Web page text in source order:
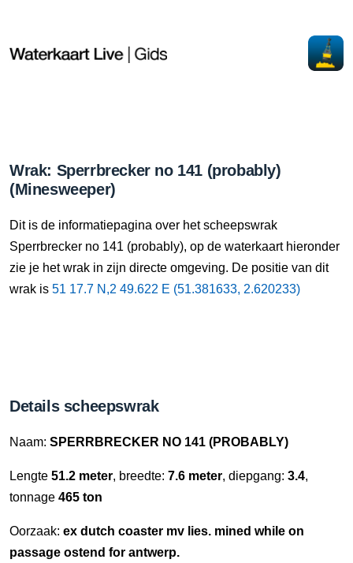
Wrak: Sperrbrecker no 141 (probably)
(Minesweeper)
Dit is de informatiepagina over het scheepswrak
Sperrbrecker no 141 (probably), op de waterkaart hieronder
zie je het wrak in zijn directe omgeving. De positie van dit
wrak is 51 17.7 N,2 49.622 E (51.381633, 2.620233)
Details scheepswrak
Naam: SPERRBRECKER NO 141 (PROBABLY)
Lengte 51.2 meter, breedte: 7.6 meter, diepgang: 3.4,
tonnage 465 ton
Oorzaak: ex dutch coaster mv lies. mined while on
passage ostend for antwerp.